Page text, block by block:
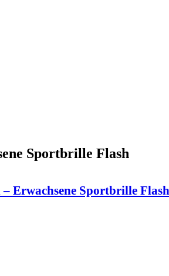
Sportbrille Flash
Erwachsene Sportbrille Flash